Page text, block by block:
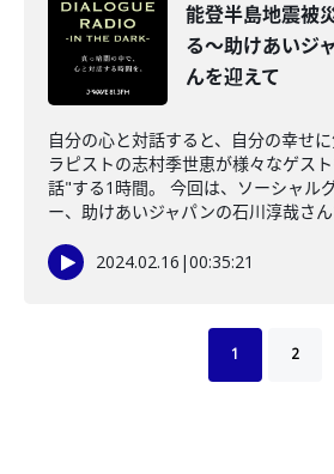
能登半島地震被
る～助けあいジ
んを迎えて
自分の心と対話すると、自分の幸せ
ラピストの志村季世恵が様々なゲス
話"する1時間。 今回は、ソーシャル
ー、助けあいジャパンの石川淳哉さ
2024.02.16 |00:35:21
1 2